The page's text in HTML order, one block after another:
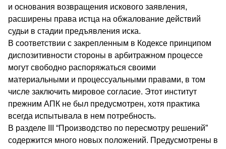
и основания возвращения искового заявления,
расширены права истца на обжалование действий
судьи в стадии предъявления иска.
В соответствии с закрепленным в Кодексе принципом
диспозитивности стороны в арбитражном процессе
могут свободно распоряжаться своими
материальными и процессуальными правами, в том
числе заключить мировое согласие. Этот институт
прежним АПК не был предусмотрен, хотя практика
всегда испытывала в нем потребность.
В разделе III “Производство по пересмотру решений”
содержится много новых положений. Предусмотрены в